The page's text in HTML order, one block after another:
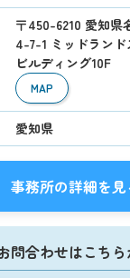
〒450-6210 愛知県
4-7-1 ミッドラン
ビルディング10F
MAP
愛知県
事務所の詳細を見
問合わせはこちら